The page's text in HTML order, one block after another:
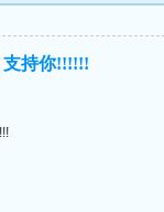
支持你!!!!!!